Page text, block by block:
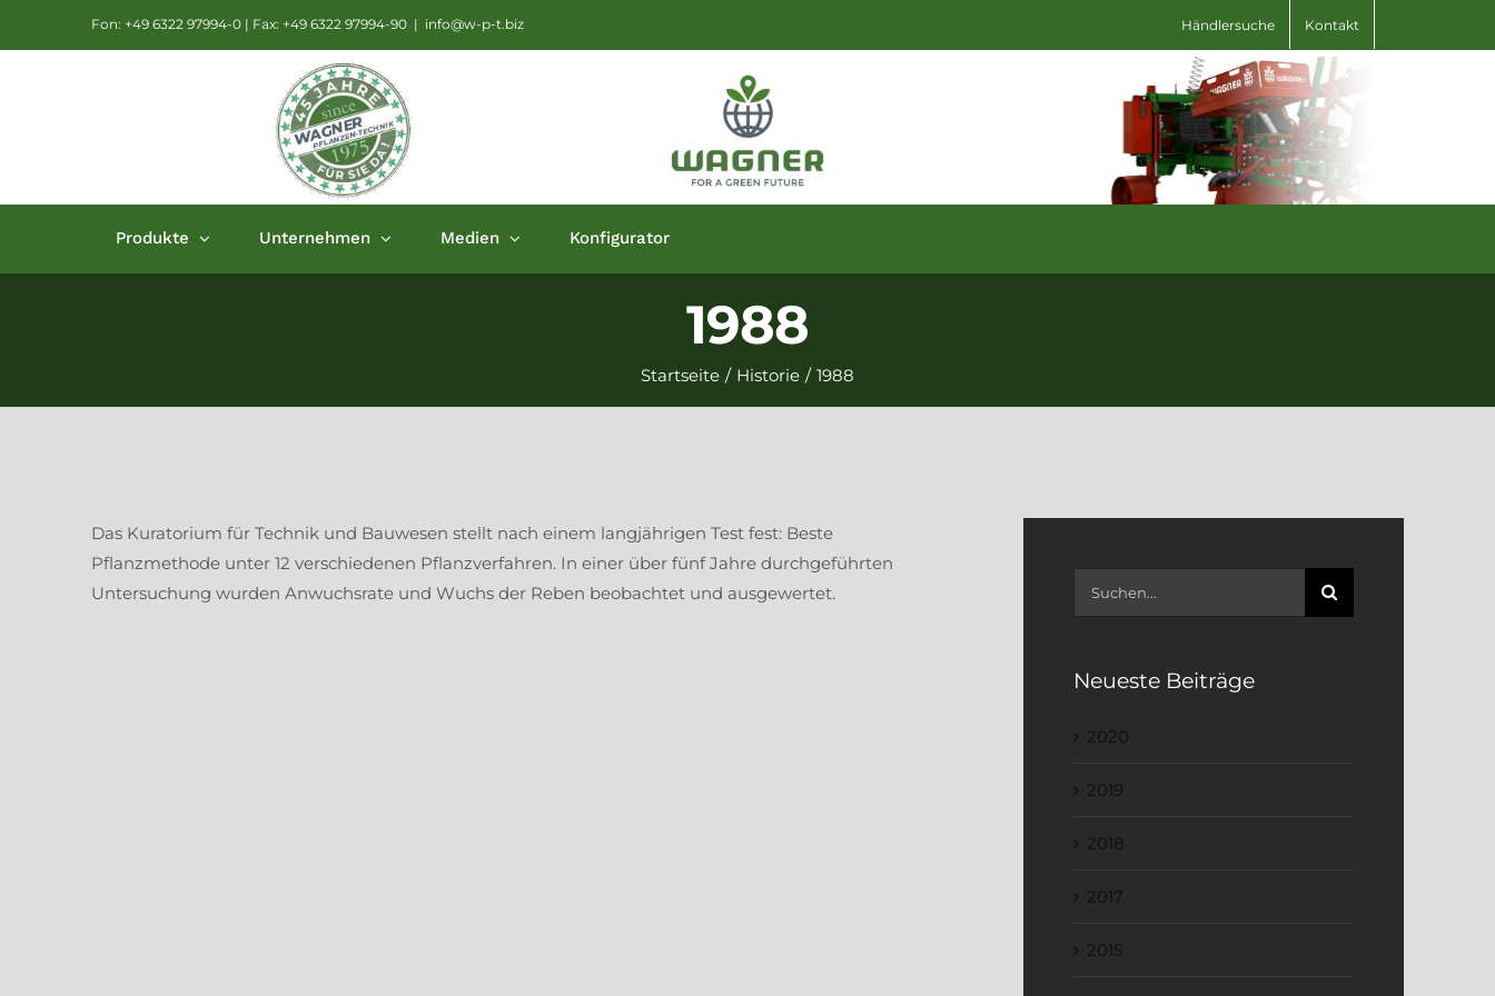
Fon: +49 6322 97994-0 | Fax: +49 6322 97994-90 | info@w-p-t.biz Händlersuche Kontakt
Produkte Unternehmen Medien Konfigurator
1988
Startseite / Historie / 1988
Das Kuratorium für Technik und Bauwesen stellt nach einem langjährigen Test fest: Beste
Pflanzmethode unter 12 verschiedenen Pflanzverfahren. In einer über fünf Jahre durchgeführten
Untersuchung wurden Anwuchsrate und Wuchs der Reben beobachtet und ausgewertet.
nach:
Neueste Beiträge
2020
2019
2018
2017
2015